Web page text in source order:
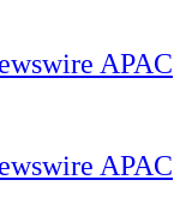
APAC
APAC